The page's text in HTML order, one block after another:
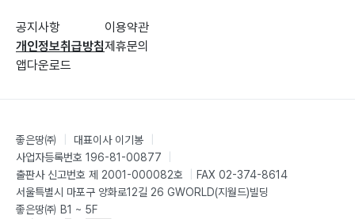
공지사항
개인정보취급방침
앱다운로드
이용약관
제휴문의
좋은땅㈜ 대표이사 이기봉
사업자등록번호 196-81-00877
출판사 신고번호 제 2001-000082호
FAX 02-374-8614
서울특별시 마포구 양화로12길 26 GWORLD(지월드)빌딩
좋은땅㈜ B1 ~ 5F